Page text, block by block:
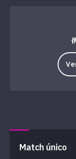
Match único